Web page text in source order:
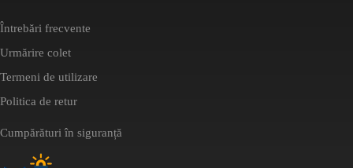
Întrebări frecvente
Urmărire colet
Termeni de utilizare
Politica de retur
Cumpărături în siguranță